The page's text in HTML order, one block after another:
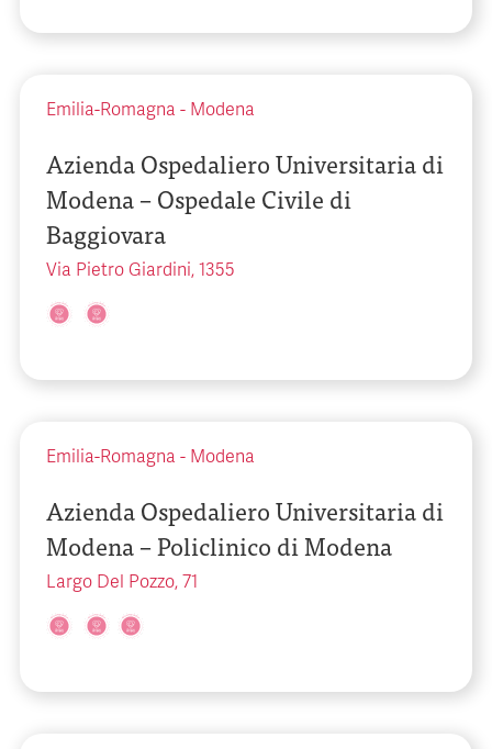
Emilia-Romagna - Modena
Azienda Ospedaliero Universitaria di
Modena – Ospedale Civile di
Baggiovara
Via Pietro Giardini, 1355
Emilia-Romagna - Modena
Azienda Ospedaliero Universitaria di
Modena – Policlinico di Modena
Largo Del Pozzo, 71